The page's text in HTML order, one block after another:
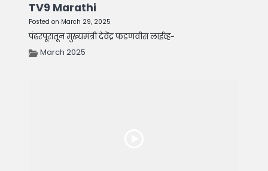
TV9 Marathi
Posted on March 29, 2025
पंढरपूरातून मुख्यमंत्री देवेंद्र फडणवीस लाईव्ह-
March 2025